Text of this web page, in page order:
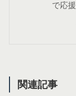
で応
関連記事